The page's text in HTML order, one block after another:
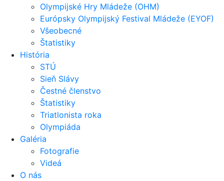
Olympijské Hry Mládeže (OHM)
Európsky Olympijský Festival Mládeže (EYOF)
Všeobecné
Štatistiky
História
STÚ
Sieň Slávy
Čestné členstvo
Štatistiky
Triatlonista roka
Olympiáda
Galéria
Fotografie
Videá
O nás